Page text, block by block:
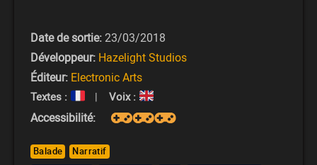
Date de sortie: 23/03/2018
Développeur: Hazelight Studios
Éditeur: Electronic Arts
Textes : | Voix :
Accessibilité:
Balade
Narratif